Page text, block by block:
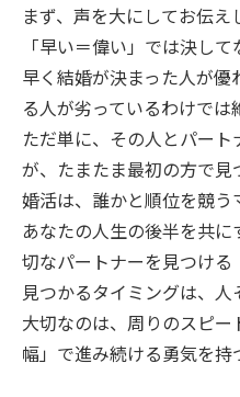
まず、声を大にしてお伝
「早い＝偉い」では決して
早く結婚が決まった人が
る人が劣っているわけでは
ただ単に、その人とパート
が、たまたま最初の方で見
婚活は、誰かと順位を競う
あなたの人生の後半を共
切なパートナーを見つける
見つかるタイミングは、人
大切なのは、周りのスピ
幅」で進み続ける勇気を持